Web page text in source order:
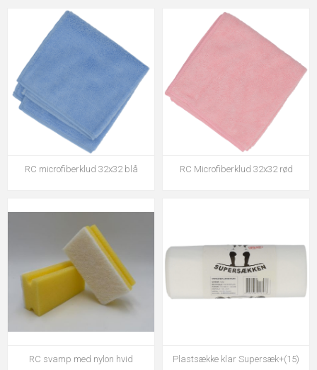
RC microfiberklud 32x32 blå RC Microfiberklud 32x32 rød
RC svamp med nylon hvid Plastsække klar Supersæk+(15)